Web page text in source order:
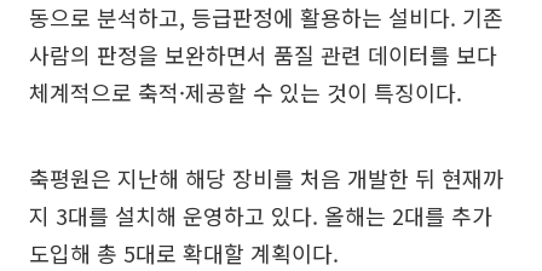
동으로 분석하고, 등급판정에 활용하는 설비다. 기존
사람의 판정을 보완하면서 품질 관련 데이터를 보다
체계적으로 축적·제공할 수 있는 것이 특징이다.
축평원은 지난해 해당 장비를 처음 개발한 뒤 현재까
지 3대를 설치해 운영하고 있다. 올해는 2대를 추가
도입해 총 5대로 확대할 계획이다.